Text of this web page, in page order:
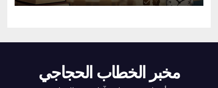
مخبر الخطاب الحجاجي